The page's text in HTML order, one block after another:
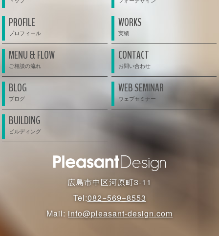
PROFILE WORKS
MENU & FLOW CONTACT
BLOG WEB SEMINAR
BUILDING
広島市中区河原町3-11
Tel:082−569−8553
Mail: info@pleasant-design.com